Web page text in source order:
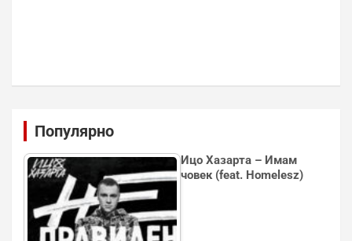
Популярно
Ицо Хазарта – Имам
човек (feat. Homelesz)